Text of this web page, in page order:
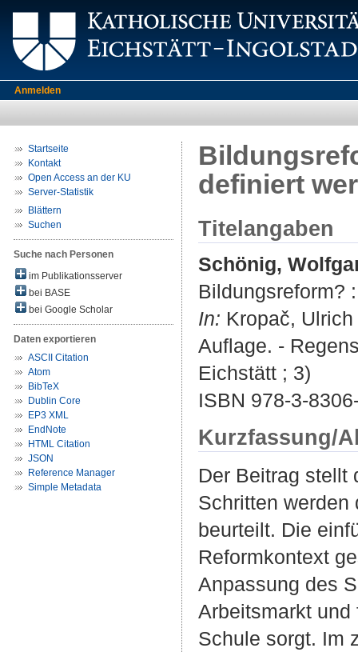
Anmelden
Startseite
Kontakt
Open Access an der KU
Server-Statistik
Blättern
Suchen
Suche nach Personen
im Publikationsserver
bei BASE
bei Google Scholar
Daten exportieren
ASCII Citation
Atom
BibTeX
Dublin Core
EP3 XML
EndNote
HTML Citation
JSON
Reference Manager
Simple Metadata
definiert
Titelangaben
Schönig,
Bildungsreform?
In: Kropač,
Auflage. -
Eichstätt ; 3)
ISBN 978-3-
Kurzfassung/
Der Beitrag stellt
Schritten werden
beurteilt. Die
Reformkontext
Anpassung des
Arbeitsmarkt
Schule sorgt. Im